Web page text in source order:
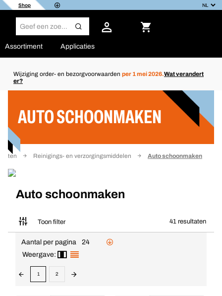
Shop
Assortiment Applicaties
Wijziging order- en bezorgvoorwaarden per 1 mei 2026.Wat verandert
er?
AUTO SCHOONMAKEN
Reinigings- en verzorgingsmiddelen Auto schoonmaken
Auto schoonmaken
Toon filter 41 resultaten
Aantal per pagina
24
Weergave:
1 2